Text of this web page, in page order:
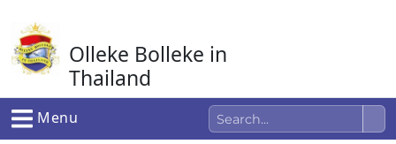
naar
de
inhoud
Olleke Bolleke in
Thailand
In Thailand
Menu